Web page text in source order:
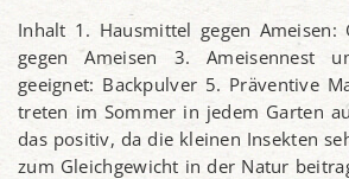
Inhalt 1. Hausmittel gegen Ameisen:
gegen Ameisen 3. Ameisennest
geeignet: Backpulver 5. Präventive
treten im Sommer in jedem Garten
das positiv, da die kleinen Insekten
zum Gleichgewicht in der Natur